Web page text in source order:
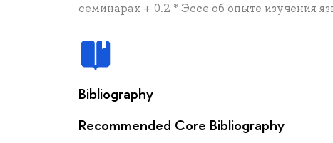
семинарах + 0.2 * Эссе об опыте изучения
Bibliography
Recommended Core Bibliography